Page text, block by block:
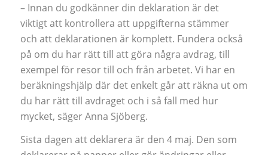
– Innan du godkänner din deklaration är det
viktigt att kontrollera att uppgifterna stämmer
och att deklarationen är komplett. Fundera också
på om du har rätt till att göra några avdrag, till
exempel för resor till och från arbetet. Vi har en
beräkningshjälp där det enkelt går att räkna ut om
du har rätt till avdraget och i så fall med hur
mycket, säger Anna Sjöberg.
Sista dagen att deklarera är den 4 maj. Den som